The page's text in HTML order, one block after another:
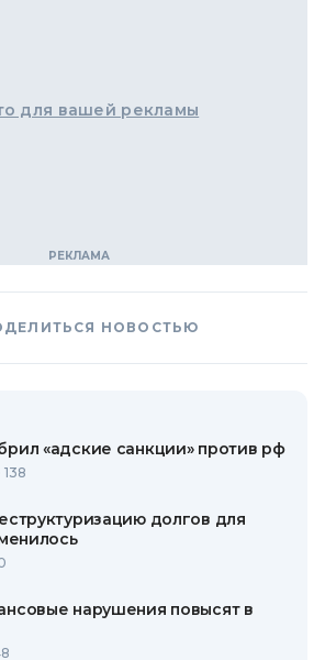
для вашей рекламы
НОВОСТЬЮ
«адские санкции» против рф
138
долгов для
нарушения повысят в